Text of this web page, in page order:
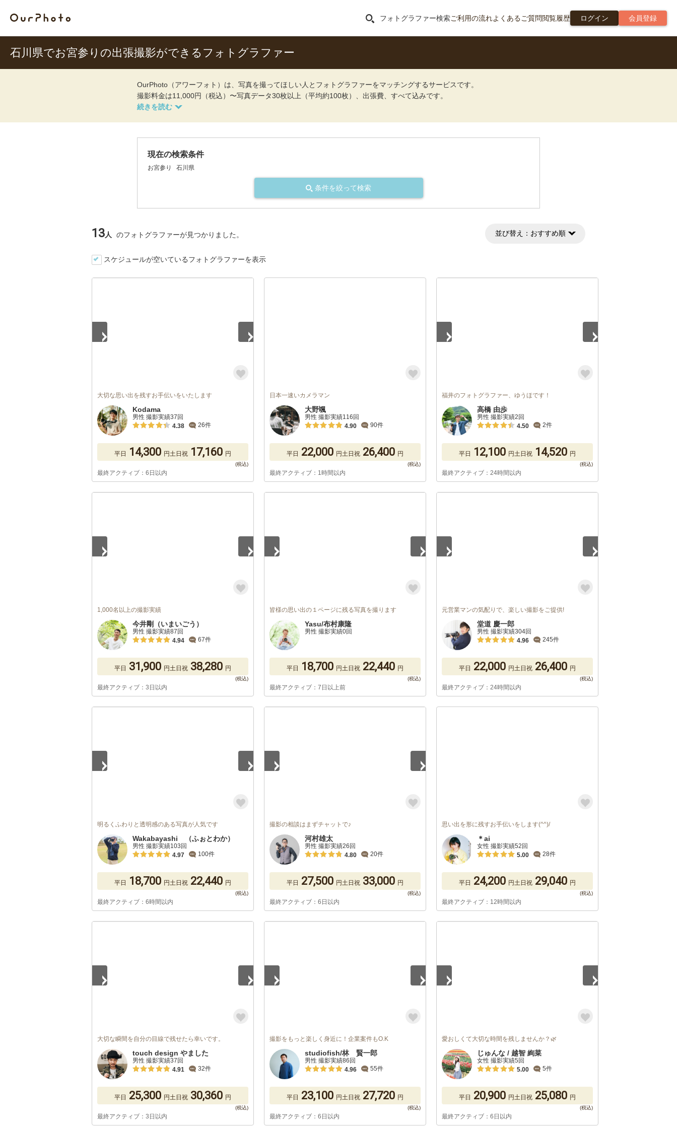
フォトグラファー検索ご利用の流れよくあるご質問閲覧履歴 ログイン 会員登録
石川県でお宮参りの出張撮影ができるフォトグラファー
OurPhoto（アワーフォト）は、写真を撮ってほしい人とフォトグラファーをマッチングするサービスです。
撮影料金は11,000円（税込）〜写真データ30枚以上（平均約100枚）、出張費、すべて込みです。
現在の検索条件
お宮参り 石川県
条件を絞って検索
13人 のフォトグラファーが見つかりました。 並び替え： おすすめ順
スケジュールが空いているフォトグラファーを表示
大切な思い出を残すお手伝いをいたします
Kodama
男性 撮影実績37回
4.38
26件
平日 14,300 円土日祝 17,160 円
最終アクティブ：6日以内
日本一速いカメラマン
大野颯
男性 撮影実績116回
4.90
90件
平日 22,000 円土日祝 26,400 円
最終アクティブ：1時間以内
福井のフォトグラファー、ゆうほです！
高橋 由歩
男性 撮影実績2回
4.50
2件
平日 12,100 円土日祝 14,520 円
最終アクティブ：24時間以内
1,000名以上の撮影実績
今井剛（いまいごう）
男性 撮影実績87回
4.94
67件
平日 31,900 円土日祝 38,280 円
最終アクティブ：3日以内
皆様の思い出の１ページに残る写真を撮ります
Yasu/布村康隆
男性 撮影実績0回
平日 18,700 円土日祝 22,440 円
最終アクティブ：7日以上前
元営業マンの気配りで、楽しい撮影をご提供!
堂道 慶一郎
男性 撮影実績304回
4.96
245件
平日 22,000 円土日祝 26,400 円
最終アクティブ：24時間以内
明るくふわりと透明感のある写真が人気です
Wakabayashi （ふぉとわか）
男性 撮影実績103回
4.97
100件
平日 18,700 円土日祝 22,440 円
最終アクティブ：6時間以内
撮影の相談はまずチャットで♪
河村雄太
男性 撮影実績26回
4.80
20件
平日 27,500 円土日祝 33,000 円
最終アクティブ：6日以内
思い出を形に残すお手伝いをします(^^)/
＊ai
女性 撮影実績52回
5.00
28件
平日 24,200 円土日祝 29,040 円
最終アクティブ：12時間以内
大切な瞬間を自分の目線で残せたら幸いです。
touch design やました
男性 撮影実績37回
4.91
32件
平日 25,300 円土日祝 30,360 円
最終アクティブ：3日以内
撮影をもっと楽しく身近に！企業案件もO.K
studiofish/林 賢一郎
男性 撮影実績86回
4.96
55件
平日 23,100 円土日祝 27,720 円
最終アクティブ：6日以内
愛おしくて大切な時間を残しませんか？🌿
じゅんな / 越智 絢菜
女性 撮影実績5回
5.00
5件
平日 20,900 円土日祝 25,080 円
最終アクティブ：6日以内